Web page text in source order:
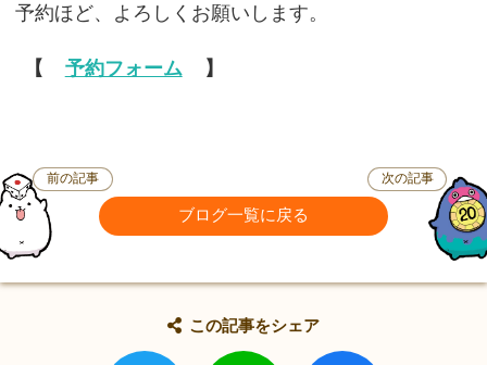
予約ほど、よろしくお願いします。
【 予約フォーム 】
前の記事
ブログ一覧に戻る
次の記事
この記事をシェア